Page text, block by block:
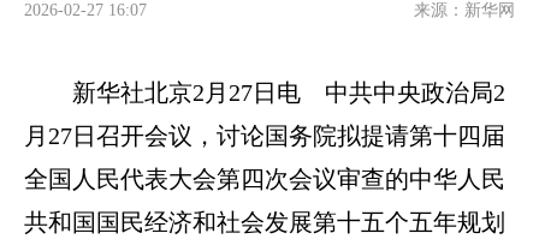
2026-02-27 16:07 来源：新华网
新华社北京2月27日电 中共中央政治局2
月27日召开会议，讨论国务院拟提请第十四届
全国人民代表大会第四次会议审查的中华人民
共和国国民经济和社会发展第十五个五年规划